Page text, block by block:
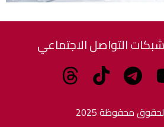
التواصل الاجتماعي
محفوظة 2025